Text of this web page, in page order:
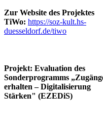
Zur Website des Projektes
TiWo: https://soz-kult.hs-
duesseldorf.de/tiwo
Projekt: Evaluation des
Sonderprogramms
erhalten – Digitalisierung
Stärken" (EZEDiS)